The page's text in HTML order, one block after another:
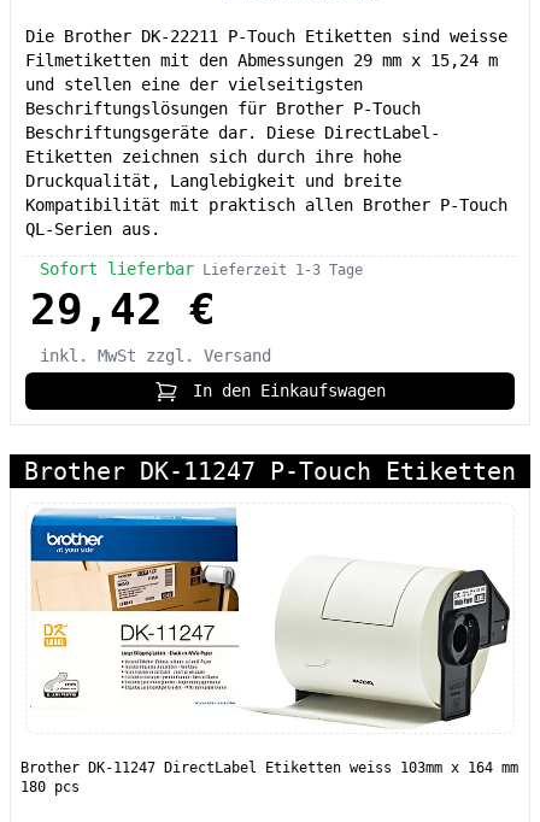
Die Brother DK-22211 P-Touch Etiketten sind weisse
Filmetiketten mit den Abmessungen 29 mm x 15,24 m
und stellen eine der vielseitigsten
Beschriftungslösungen für Brother P-Touch
Beschriftungsgeräte dar. Diese DirectLabel-
Etiketten zeichnen sich durch ihre hohe
Druckqualität, Langlebigkeit und breite
Kompatibilität mit praktisch allen Brother P-Touch
QL-Serien aus.
Sofort lieferbar Lieferzeit 1-3 Tage
29,42 €
inkl. MwSt
zzgl. Versand
In den Einkaufswagen
Brother DK-11247 P-Touch Etiketten
Brother DK-11247 DirectLabel Etiketten weiss 103mm x 164 mm
180 pcs